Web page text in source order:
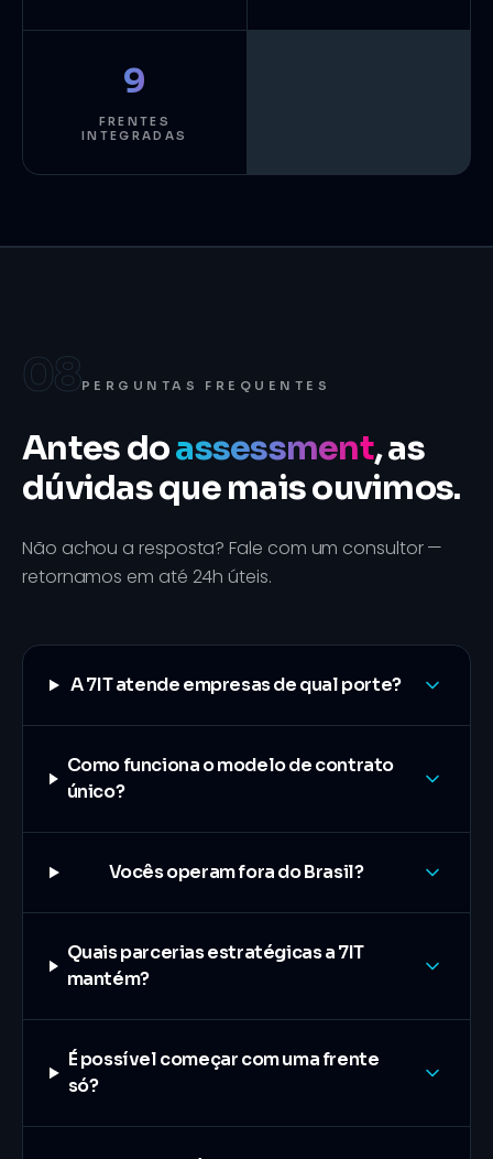
9
FRENTES
INTEGRADAS
08PERGUNTAS FREQUENTES
Antes doassessment, as
dúvidas que mais ouvimos.
Não achou a resposta? Fale com um consultor —
retornamos em até 24h úteis.
A 7IT atende empresas de qual porte?
Como funciona o modelo de contrato
único?
Vocês operam fora do Brasil?
Quais parcerias estratégicas a 7IT
mantém?
É possível começar com uma frente
só?